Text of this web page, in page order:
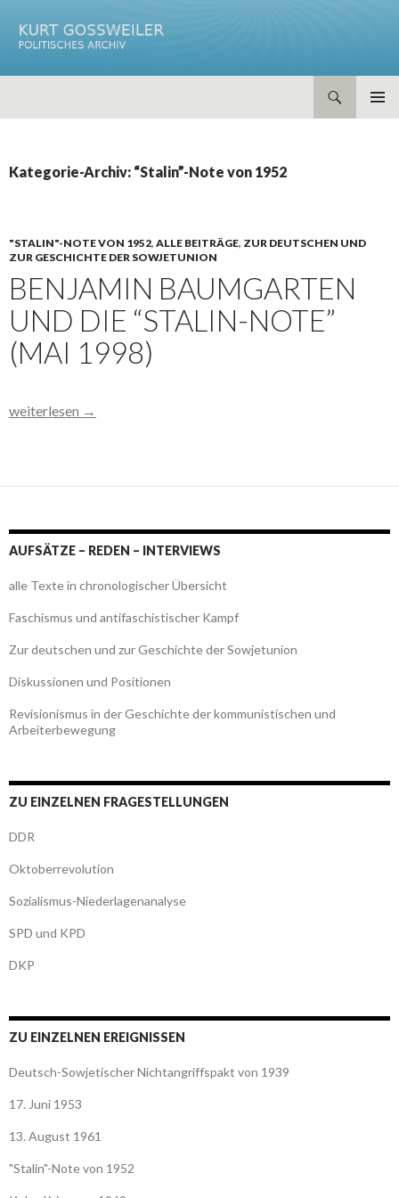
Kategorie-Archiv: “Stalin”-Note von 1952
"STALIN"-NOTE VON 1952, ALLE BEITRÄGE, ZUR DEUTSCHEN UND
ZUR GESCHICHTE DER SOWJETUNION
BENJAMIN BAUMGARTEN
UND DIE “STALIN-NOTE”
(MAI 1998)
Benjamin Baumgarten und die “Stalin-Note” (Mai 1998)
weiterlesen →
AUFSÄTZE – REDEN – INTERVIEWS
alle Texte in chronologischer Übersicht
Faschismus und antifaschistischer Kampf
Zur deutschen und zur Geschichte der Sowjetunion
Diskussionen und Positionen
Revisionismus in der Geschichte der kommunistischen und
Arbeiterbewegung
ZU EINZELNEN FRAGESTELLUNGEN
DDR
Oktoberrevolution
Sozialismus-Niederlagenanalyse
SPD und KPD
DKP
ZU EINZELNEN EREIGNISSEN
Deutsch-Sowjetischer Nichtangriffspakt von 1939
17. Juni 1953
13. August 1961
"Stalin"-Note von 1952